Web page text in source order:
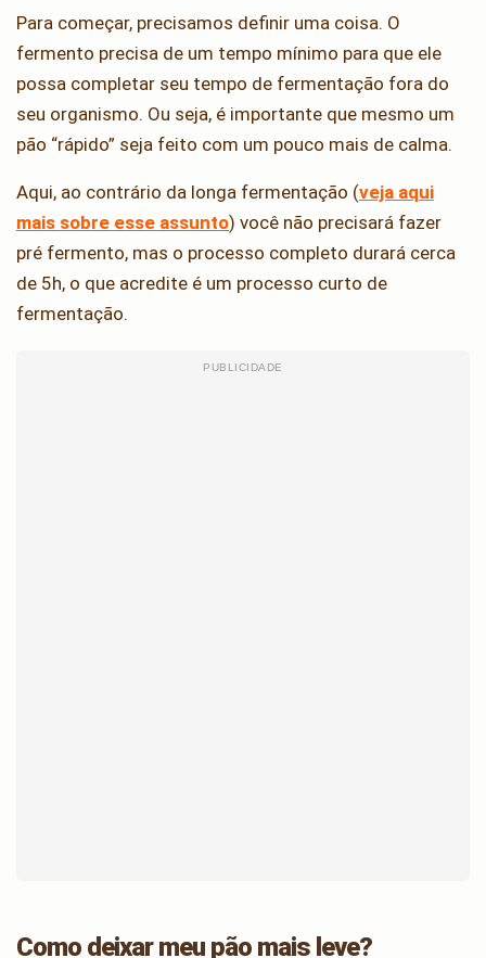
Para começar, precisamos definir uma coisa. O
fermento precisa de um tempo mínimo para que ele
possa completar seu tempo de fermentação fora do
seu organismo. Ou seja, é importante que mesmo um
pão “rápido” seja feito com um pouco mais de calma.
Aqui, ao contrário da longa fermentação (veja aqui
mais sobre esse assunto) você não precisará fazer
pré fermento, mas o processo completo durará cerca
de 5h, o que acredite é um processo curto de
fermentação.
Como deixar meu pão mais leve?